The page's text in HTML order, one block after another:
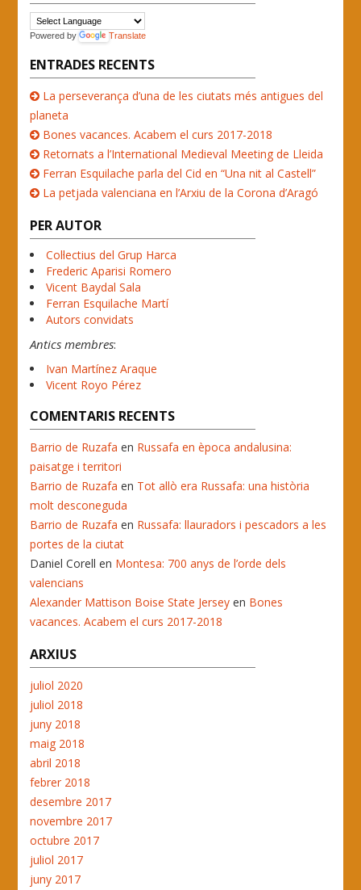
Powered by Translate
ENTRADES RECENTS
La perseverança d’una de les ciutats més antigues del
planeta
Bones vacances. Acabem el curs 2017-2018
Retornats a l’International Medieval Meeting de Lleida
Ferran Esquilache parla del Cid en “Una nit al Castell”
La petjada valenciana en l’Arxiu de la Corona d’Aragó
PER AUTOR
Col·lectius del Grup Harca
Frederic Aparisi Romero
Vicent Baydal Sala
Ferran Esquilache Martí
Autors convidats
Antics membres:
Ivan Martínez Araque
Vicent Royo Pérez
COMENTARIS RECENTS
Barrio de Ruzafa en Russafa en època andalusina:
paisatge i territori
Barrio de Ruzafa en Tot allò era Russafa: una història
molt desconeguda
Barrio de Ruzafa en Russafa: llauradors i pescadors a les
portes de la ciutat
Daniel Corell en Montesa: 700 anys de l’orde dels
valencians
Alexander Mattison Boise State Jersey en Bones
vacances. Acabem el curs 2017-2018
ARXIUS
juliol 2020
juliol 2018
juny 2018
maig 2018
abril 2018
febrer 2018
desembre 2017
novembre 2017
octubre 2017
juliol 2017
juny 2017